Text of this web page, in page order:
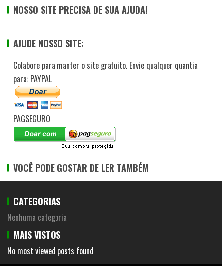
NOSSO SITE PRECISA DE SUA AJUDA!
AJUDE NOSSO SITE:
Colabore para manter o site gratuito. Envie qualquer quantia
para: PAYPAL
PAGSEGURO
VOCÊ PODE GOSTAR DE LER TAMBÉM
CATEGORIAS
Nenhuma categoria
MAIS VISTOS
No most viewed posts found